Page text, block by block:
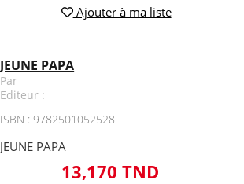
Ajouter à ma liste
JEUNE PAPA
Par
Editeur :
ISBN : 9782501052528
JEUNE PAPA
13,170 TND